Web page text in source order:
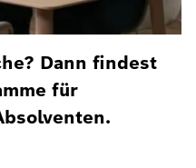
Dann findest
für